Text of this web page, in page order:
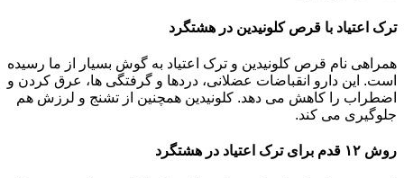
ترک اعتیاد با قرص کلونیدین در هشتگرد
همراهی نام قرص کلونیدین و ترک اعتیاد به گوش بسیار از ما رسیده
است. این دارو انقباضات عضلانی، دردها و گرفتگی ها، عرق کردن و
اضطراب را کاهش می دهد. کلونیدین همچنین از تشنج و لرزش هم
جلوگیری می کند.
روش ۱۲ قدم برای ترک اعتیاد در هشتگرد